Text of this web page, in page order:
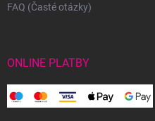
FAQ (Časté otázky)
ONLINE PLATBY